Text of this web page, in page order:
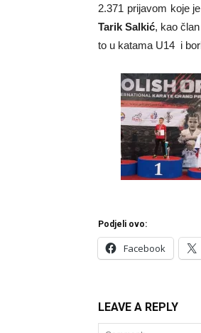
2.371 prijavom koje
Tarik Salkić, kao
to u katama U14 i
Podjeli ovo:
Facebook
LEAVE A REPLY